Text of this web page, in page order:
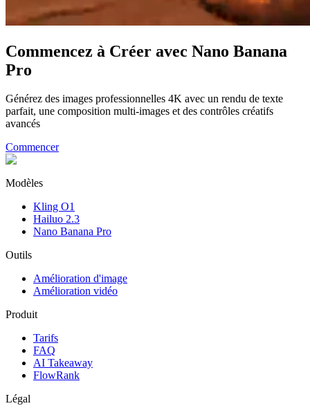
Commencez à Créer avec Nano Banana
Pro
Générez des images professionnelles 4K avec un rendu de texte
parfait, une composition multi-images et des contrôles créatifs
avancés
Commencer
Modèles
Kling O1
Hailuo 2.3
Nano Banana Pro
Outils
Amélioration d'image
Amélioration vidéo
Produit
Tarifs
FAQ
AI Takeaway
FlowRank
Légal